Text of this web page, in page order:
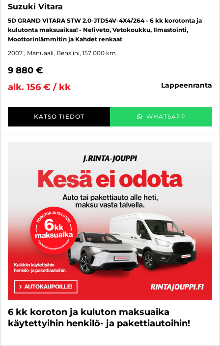
Suzuki Vitara
5D GRAND VITARA STW 2.0-JTD54V-4X4/264 - 6 kk korotonta ja
kulutonta maksuaikaa! - Neliveto, Vetokoukku, Ilmastointi,
Moottorinlämmitin ja Kahdet renkaat
2007 , Manuaali, Bensiini, 157 000 km
9 880 €
alk. 156 € / kk
lappeenranta
KATSO TIEDOT WHATSAPP
6 kk koroton ja kuluton maksuaika
käytettyihin henkilö- ja pakettiautoihin!